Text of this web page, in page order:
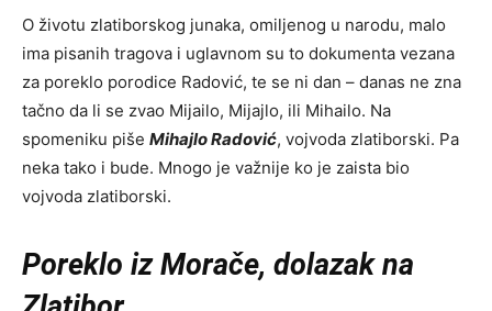
O životu zlatiborskog junaka, omiljenog u narodu, malo
ima pisanih tragova i uglavnom su to dokumenta vezana
za poreklo porodice Radović, te se ni dan – danas ne zna
tačno da li se zvao Mijailo, Mijajlo, ili Mihailo. Na
spomeniku piše Mihajlo Radović, vojvoda zlatiborski. Pa
neka tako i bude. Mnogo je važnije ko je zaista bio
vojvoda zlatiborski.
Poreklo iz Morače, dolazak na